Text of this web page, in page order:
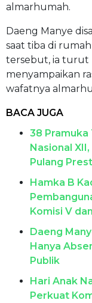
almarhumah.
Daeng Manye
saat tiba di
tersebut, ia turut
menyampaikan
wafatnya
BACA JUGA
38 Pramuka
Nasional
Pulang
Hamka B
Komisi V
Daeng
Hanya
Publik
Hari Anak
Perkuat